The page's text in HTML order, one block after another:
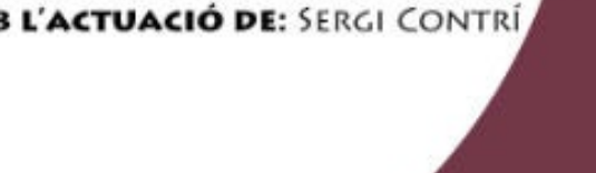
es vendran tiquets a un preu de 4€ que inclouran la ‘picaeta’, la
podran adquirir a l’Ajuntament de Benigànim, l’Espai Jove, La